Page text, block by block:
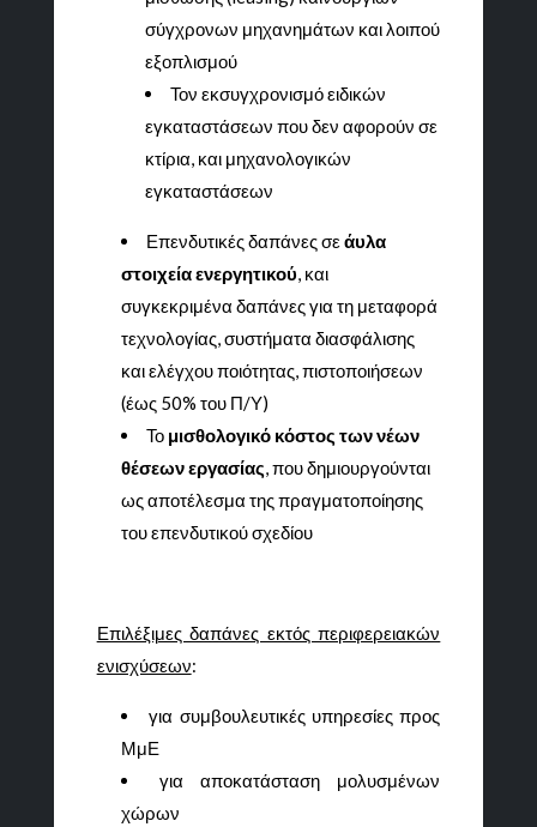
σύγχρονων μηχανημάτων και λοιπού
εξοπλισμού
Τον εκσυγχρονισμό ειδικών
εγκαταστάσεων που δεν αφορούν σε
κτίρια, και μηχανολογικών
εγκαταστάσεων
Επενδυτικές δαπάνες σεάυλα
στοιχεία ενεργητικού, και
συγκεκριμένα δαπάνες για τη μεταφορά
τεχνολογίας, συστήματα διασφάλισης
και ελέγχου ποιότητας, πιστοποιήσεων
(έως 50% του Π/Υ)
Το μισθολογικό κόστος των νέων
θέσεων εργασίας, που δημιουργούνται
ως αποτέλεσμα της πραγματοποίησης
του επενδυτικού σχεδίου
Επιλέξιμες δαπάνες εκτός περιφερειακών
ενισχύσεων:
για συμβουλευτικές υπηρεσίες προς
ΜμΕ
για αποκατάσταση μολυσμένων
χώρων